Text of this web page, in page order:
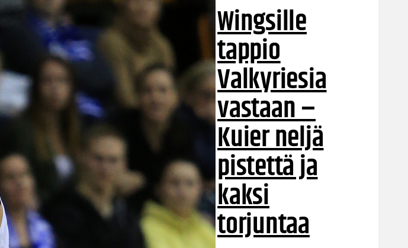
Wingsille
tappio
Valkyriesia
vastaan –
Kuier neljä
pistettä ja
kaksi
torjuntaa